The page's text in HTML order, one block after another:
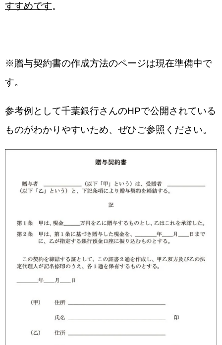
すすめです。
※贈与契約書の作成方法のページは現在準備中で
す。
参考例として千葉銀行さんのHPで公開されている
ものがわかりやすいため、ぜひご参照ください。